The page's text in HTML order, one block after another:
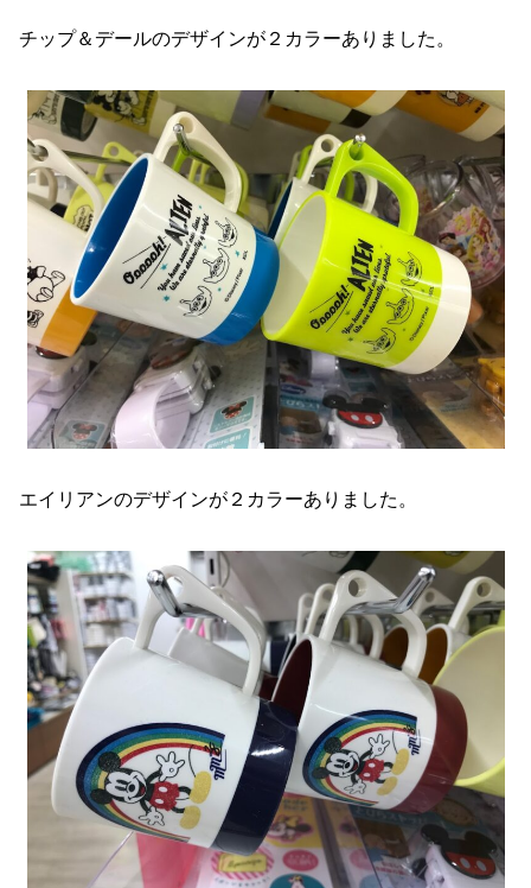
チップ＆デールのデザインが２カラーありました。
エイリアンのデザインが２カラーありました。